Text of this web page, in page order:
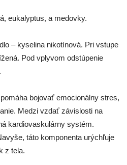
eukalyptus, a medovky.
– kyselina nikotínová. Pri vstupe
Pod vplyvom odstúpenie
bojovať emocionálny stres,
Medzi vzdať závislosti na
kardiovaskulárny systém.
táto komponenta urýchľuje
z tela.